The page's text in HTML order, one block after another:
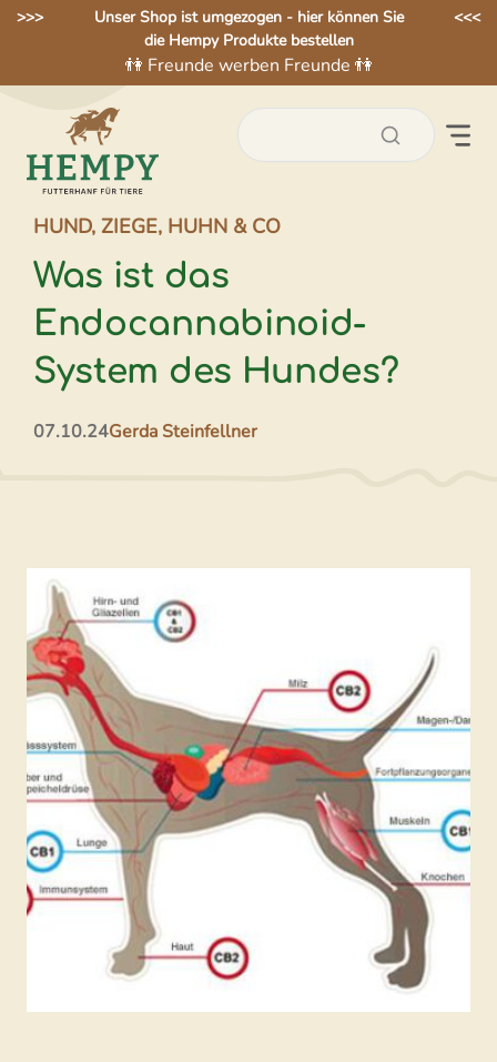
Zum
>>>
Unser Shop ist umgezogen - hier können Sie
die Hempy Produkte bestellen
<<<
👫 Freunde werben Freunde 👫
HUND, ZIEGE, HUHN & CO
Was ist das
Endocannabinoid-
System des Hundes?
07.10.24Gerda Steinfellner